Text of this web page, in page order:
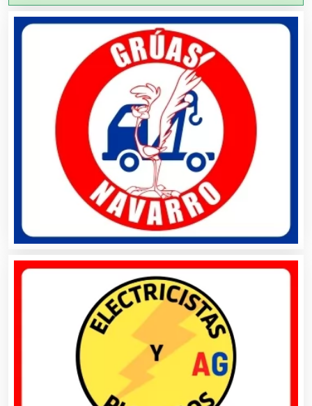
Agricultura y Ganadería
Agua Purificada
Aire Acondicionado
Alarmas
Albercas
Alimentos
Almacenaje